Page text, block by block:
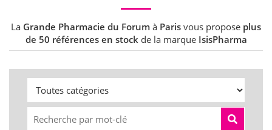
La Grande Pharmacie du Forum à Paris vous propose plus
de 50 références en stock de la marque IsisPharma